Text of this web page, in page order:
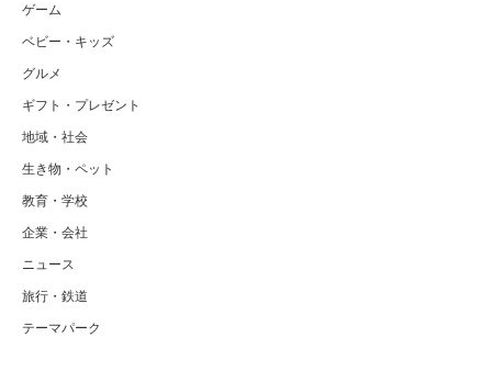
ゲーム
ベビー・キッズ
グルメ
ギフト・プレゼント
地域・社会
生き物・ペット
教育・学校
企業・会社
ニュース
旅行・鉄道
テーマパーク